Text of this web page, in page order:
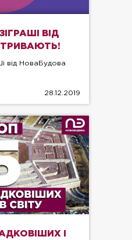
ВІД
від НоваБудова
28.12.2019
І